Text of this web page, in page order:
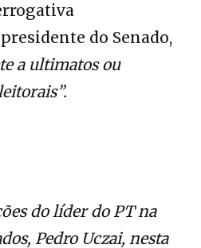
do Senado,
a ultimatos ou
do líder do PT na
Pedro Uczai, nesta